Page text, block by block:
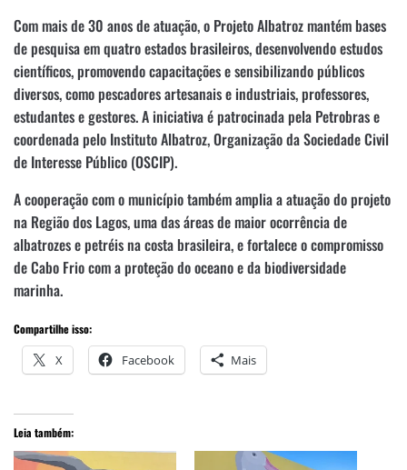
Com mais de 30 anos de atuação, o Projeto Albatroz mantém bases
de pesquisa em quatro estados brasileiros, desenvolvendo estudos
científicos, promovendo capacitações e sensibilizando públicos
diversos, como pescadores artesanais e industriais, professores,
estudantes e gestores. A iniciativa é patrocinada pela Petrobras e
coordenada pelo Instituto Albatroz, Organização da Sociedade Civil
de Interesse Público (OSCIP).
A cooperação com o município também amplia a atuação do projeto
na Região dos Lagos, uma das áreas de maior ocorrência de
albatrozes e petréis na costa brasileira, e fortalece o compromisso
de Cabo Frio com a proteção do oceano e da biodiversidade
marinha.
Compartilhe isso:
X Facebook Mais
Leia também: